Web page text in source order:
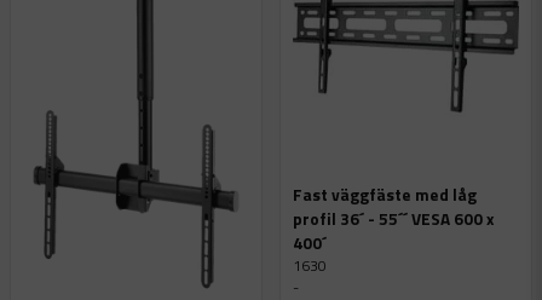
Fast väggfäste med låg
profil 36´ - 55´´ VESA 600 x
400´
1630
-